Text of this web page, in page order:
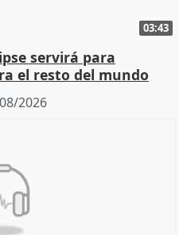
03:43
servirá para
el resto del mundo
2026